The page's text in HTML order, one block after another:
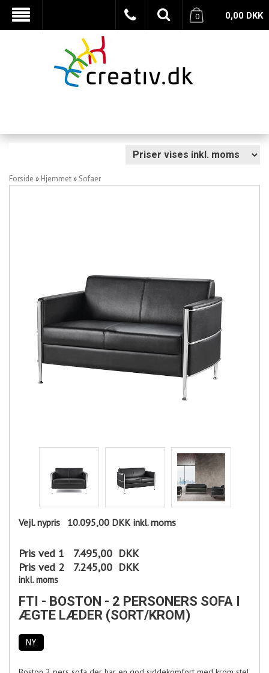
0,00 DKK
0
Forside » Hjemmet» Sofaer
Vejl. nypris 10.095,00 DKK inkl. moms
Pris ved 1 7.495,00 DKK
Pris ved 2
7.245,00 DKK
inkl. moms
FTI - BOSTON - 2 PERSONERS SOFA I
ÆGTE LÆDER (SORT/KROM)
NY